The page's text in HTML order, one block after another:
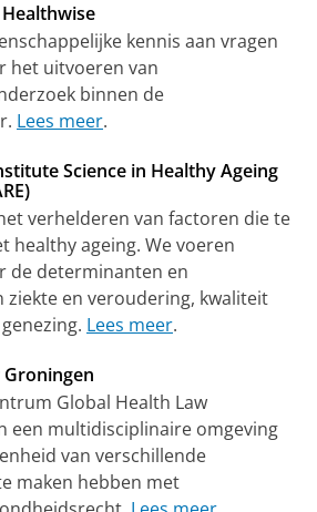
kennis aan vragen
het uitvoeren van
binnen de
Lees meer.
Science in Healthy Ageing
verhelderen van factoren die te
healthy ageing. We voeren
de determinanten en
ziekte en veroudering, kwaliteit
Lees meer.
Global Health Law
een multidisciplinaire omgeving
van verschillende
maken hebben met